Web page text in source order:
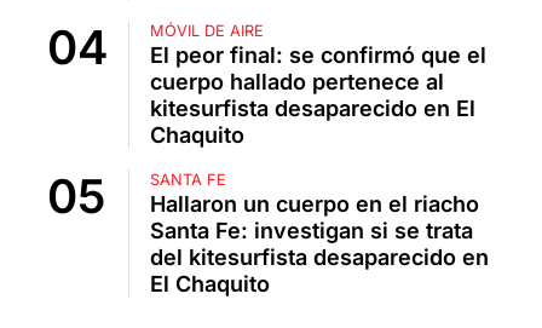
MÓVIL DE AIRE
El peor final: se confirmó que el
cuerpo hallado pertenece al
kitesurfista desaparecido en El
Chaquito
SANTA FE
Hallaron un cuerpo en el riacho
Santa Fe: investigan si se trata
del kitesurfista desaparecido en
El Chaquito